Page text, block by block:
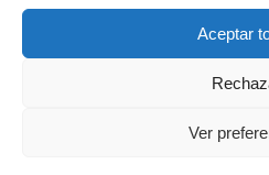
Aceptar
Ver
© 2019 VISUAL PUBLINET -
CORUÑA ·